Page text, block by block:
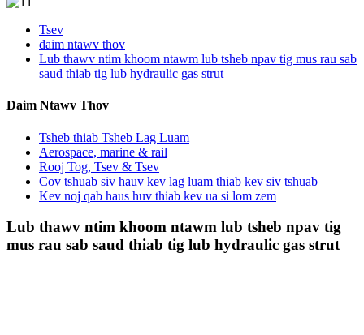
Tsev
daim ntawv thov
Lub thawv ntim khoom ntawm lub tsheb npav tig mus rau sab
saud thiab tig lub hydraulic gas strut
Daim Ntawv Thov
Tsheb thiab Tsheb Lag Luam
Aerospace, marine & rail
Rooj Tog, Tsev & Tsev
Cov tshuab siv hauv kev lag luam thiab kev siv tshuab
Kev noj qab haus huv thiab kev ua si lom zem
Lub thawv ntim khoom ntawm lub tsheb npav tig
mus rau sab saud thiab tig lub hydraulic gas strut